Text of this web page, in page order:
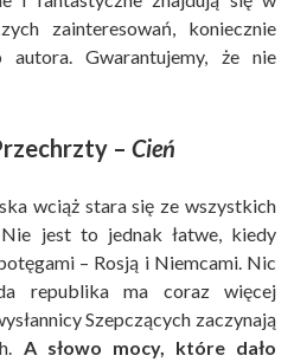
zainteresowań, koniecznie
autora. Gwarantujemy, że nie
– Cień
wciąż stara się ze wszystkich
Nie jest to jednak łatwe, kiedy
– Rosją i Niemcami. Nic
republika ma coraz więcej
Szepczących zaczynają
A słowo mocy, które dało